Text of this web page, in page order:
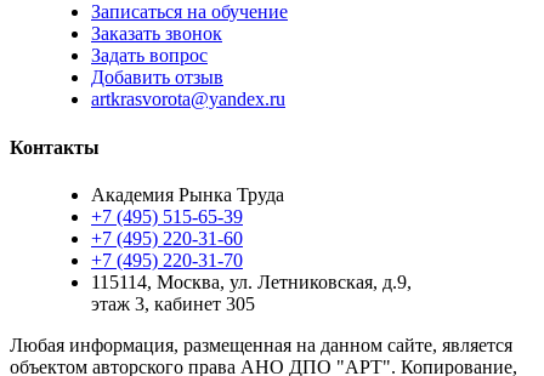
Записаться на обучение
Заказать звонок
Задать вопрос
Добавить отзыв
artkrasvorota@yandex.ru
Контакты
Академия Рынка Труда
+7 (495) 515-65-39
+7 (495) 220-31-60
+7 (495) 220-31-70
115114, Москва, ул. Летниковская, д.9,
этаж 3, кабинет 305
Любая информация, размещенная на данном сайте, является
объектом авторского права АНО ДПО "АРТ". Копирование,